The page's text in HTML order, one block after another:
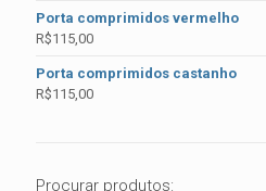
Porta comprimidos vermelho
R$115,00
Porta comprimidos castanho
R$115,00
Procurar produtos: